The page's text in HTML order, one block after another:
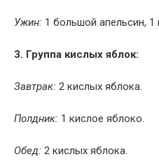
Ужин: 1 большой апельсин, 1
3. Группа кислых яблок:
Завтрак: 2 кислых яблока.
Полдник: 1 кислое яблоко.
Обед: 2 кислых яблока.